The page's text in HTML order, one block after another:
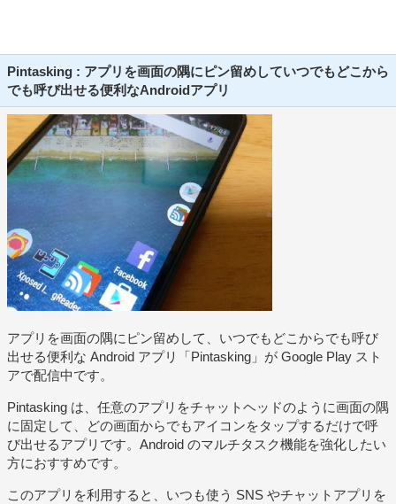
Pintasking : アプリを画面の隅にピン留めしていつでもどこから
でも呼び出せる便利なAndroidアプリ
アプリを画面の隅にピン留めして、いつでもどこからでも呼び
出せる便利な Android アプリ「Pintasking」が Google Play スト
アで配信中です。
Pintasking は、任意のアプリをチャットヘッドのように画面の隅
に固定して、どの画面からでもアイコンをタップするだけで呼
び出せるアプリです。Android のマルチタスク機能を強化したい
方におすすめです。
このアプリを利用すると、いつも使う SNS やチャットアプリを